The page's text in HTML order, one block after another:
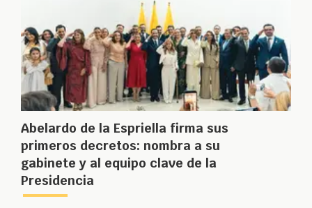
Abelardo de la Espriella firma sus
primeros decretos: nombra a su
gabinete y al equipo clave de la
Presidencia